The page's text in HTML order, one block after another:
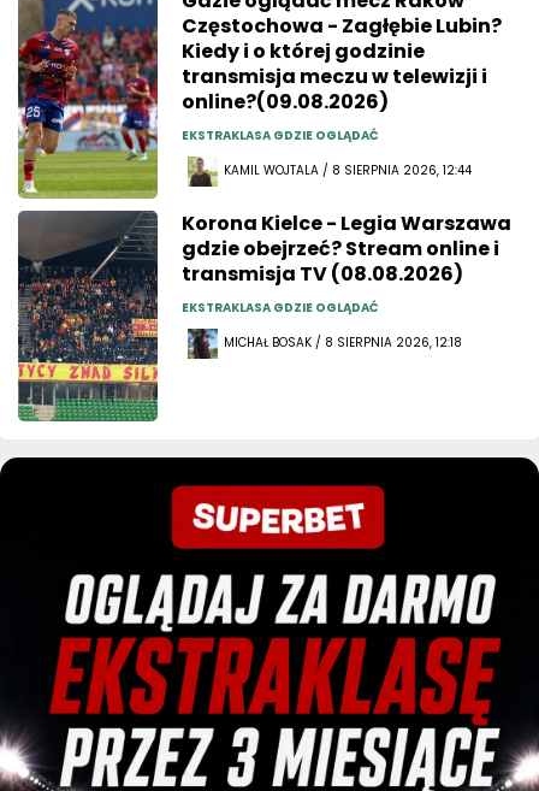
Częstochowa - Zagłębie Lubin?
Kiedy i o której godzinie
transmisja meczu w telewizji i
online?(09.08.2026)
EKSTRAKLASA GDZIE OGLĄDAĆ
KAMIL WOJTALA / 8 SIERPNIA 2026, 12:44
Korona Kielce - Legia Warszawa
gdzie obejrzeć? Stream online i
transmisja TV (08.08.2026)
EKSTRAKLASA GDZIE OGLĄDAĆ
MICHAŁ BOSAK / 8 SIERPNIA 2026, 12:18